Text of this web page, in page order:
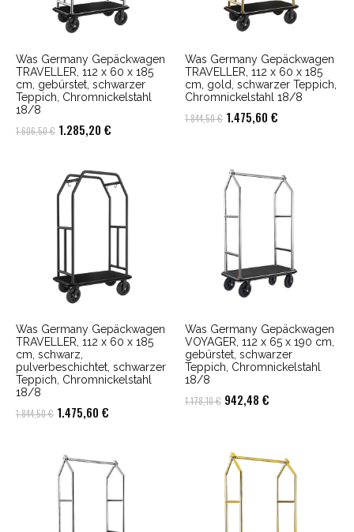
Was Germany Gepäckwagen
TRAVELLER, 112 x 60 x 185
cm, gebürstet, schwarzer
Teppich, Chromnickelstahl
18/8
1.606,50€ Ursprünglicher
1.606,50 €
1.285,20 €
ist:
1.285,20 €.
Was Germany Gepäckwagen
TRAVELLER, 112 x 60 x 185
cm, gold, schwarzer Teppich,
Chromnickelstahl 18/8
1.844,50€ Ursprünglicher
1.844,50 €
1.475,60 €
1.475,60 €.
Was Germany Gepäckwagen
TRAVELLER, 112 x 60 x 185
cm, schwarz,
pulverbeschichtet, schwarzer
Teppich, Chromnickelstahl
18/8
1.844,50€ Ursprünglicher
war:
1.844,50 €
1.475,60 €
1.475,60 €.
Was Germany Gepäckwagen
VOYAGER, 112 x 65 x 190 cm,
gebürstet, schwarzer
Teppich, Chromnickelstahl
18/8
1.178,10€ Ursprünglicher
1.178,10 €
942,48 €
942,48 €.